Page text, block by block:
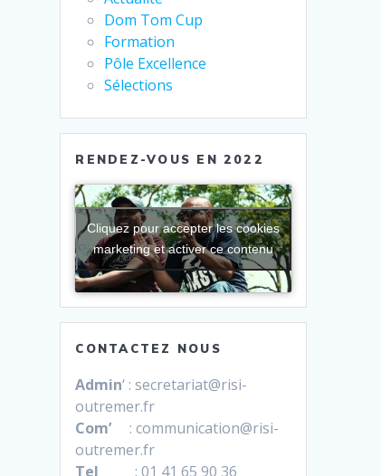
Dom Tom Cup
Formation
Pôle Excellence
Sélections
RENDEZ-VOUS EN 2022
Cliquez pour accepter les cookies
marketing et activer ce contenu
CONTACTEZ NOUS
Admin‘ : secretariat@risi-
outremer.fr
Com’
: communication@risi-
outremer.fr
Tel : 01 41 65 90 36